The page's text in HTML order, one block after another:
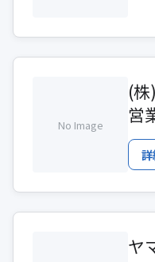
No Image
(
営
ヤ